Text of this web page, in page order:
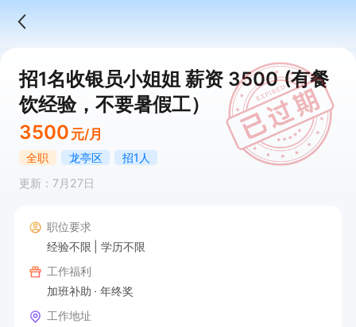
招1名收银员小姐姐 薪资 3500 (有餐
饮经验，不要暑假工）
3500 元/月
全职 龙亭区
招1人
更新：7月27日
职位要求
经验不限
学历不限
工作福利
加班补助
年终奖
工作地址